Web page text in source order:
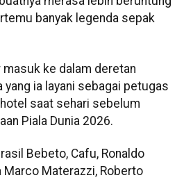
banyak legenda sepak
ke dalam deretan
ia layani sebagai petugas
saat sehari sebelum
Piala Dunia 2026.
Bebeto, Cafu, Ronaldo
Marco Materazzi, Roberto